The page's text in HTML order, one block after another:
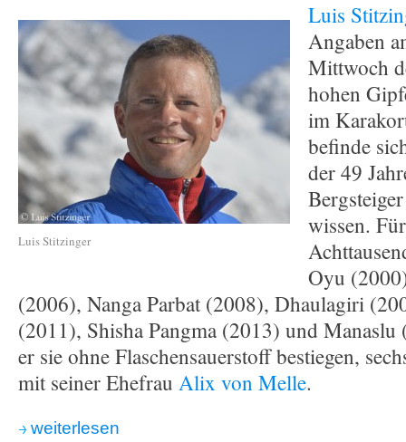
Luis Stitzinger
Luis
Angaben
Mittwoch
hohen
im
befinde
der 49
wissen.
Oyu
(2006), Nanga Parbat (2008), Dhaulagiri
(2011), Shisha Pangma (2013) und
er sie ohne Flaschensauerstoff bestiegen,
mit seiner Ehefrau Alix von Melle.
weiterlesen